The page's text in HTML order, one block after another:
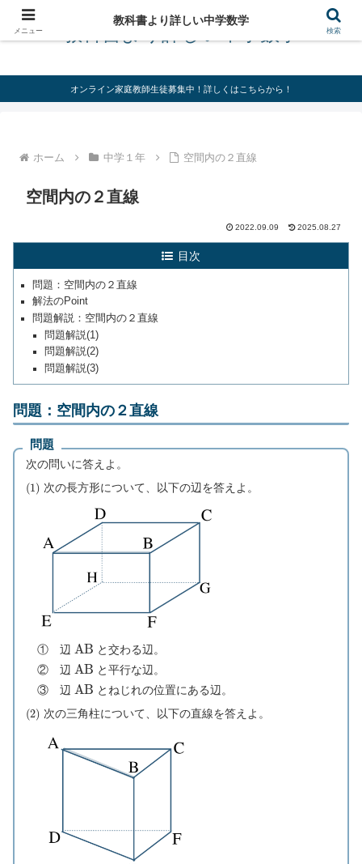
教科書より詳しい中学数学
オンライン家庭教師生徒募集中！詳しくはこちらから！
ホーム 中学１年 空間内の２直線
空間内の２直線
2022.09.09 2025.08.27
目次
問題：空間内の２直線
解法のPoint
問題解説：空間内の２直線
問題解説(1)
問題解説(2)
問題解説(3)
問題：空間内の２直線
問題
次の問いに答えよ。
(1) 次の長方形について、以下の辺を答えよ。
① 辺 A B と交わる辺。
② 辺
A B と平行な辺。
③ 辺
A B とねじれの位置にある辺。
(2) 次の三角柱について、以下の直線を答えよ。
メニュー
教科書より詳しい中学数学
検索